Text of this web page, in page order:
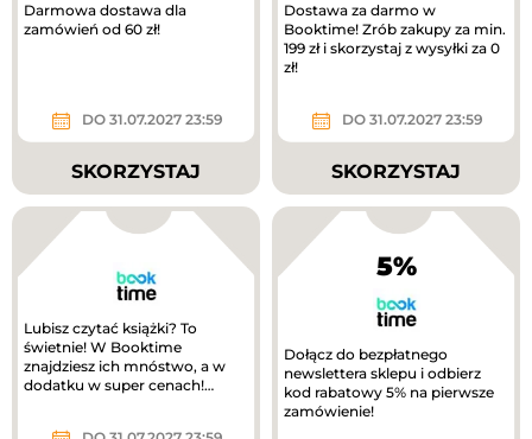
Darmowa dostawa dla
zamówień od 60 zł!
DO 31.07.2027 23:59
SKORZYSTAJ
Dostawa za darmo w
Booktime! Zrób zakupy za min.
199 zł i skorzystaj z wysyłki za 0
zł!
DO 31.07.2027 23:59
SKORZYSTAJ
Lubisz czytać książki? To
świetnie! W Booktime
znajdziesz ich mnóstwo, a w
dodatku w super cenach!
5%
Dołącz do bezpłatnego
newslettera sklepu i odbierz
kod rabatowy 5% na pierwsze
zamówienie!